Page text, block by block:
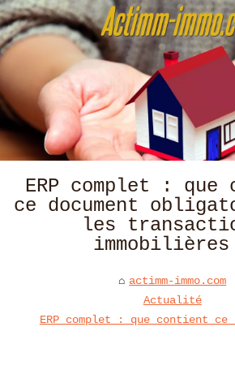
ERP complet : que
ce document
les
immobilières
actimm-immo.com
Actualité
ERP complet : que contient ce